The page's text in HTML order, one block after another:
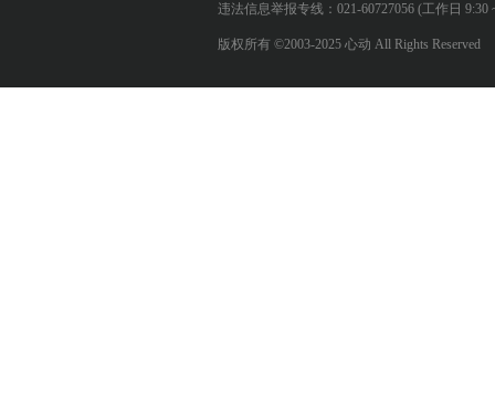
违法信息举报专线：021-60727056 (工作日 9:30
版权所有 ©2003-2025 心动 All Rights Reserved